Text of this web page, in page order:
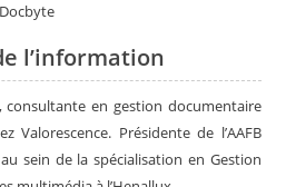
l’information
consultante en gestion documentaire
Valorescence. Présidente de l’AAFB
sein de la spécialisation en Gestion